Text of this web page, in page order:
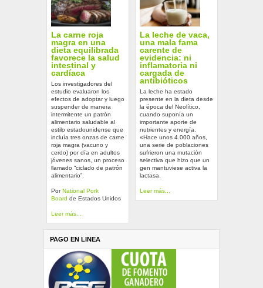
La carne roja
magra en una
dieta equilibrada
favorece la salud
intestinal y
cardíaca
Los investigadores del
estudio evaluaron los
efectos de adoptar y luego
suspender de manera
intermitente un patrón
alimentario saludable al
estilo estadounidense que
incluía tres onzas de carne
roja magra (vacuno y
cerdo) por día en adultos
jóvenes sanos, un proceso
llamado “ciclado de patrón
alimentario”.
Por National Pork
Board de Estados Unidos
Leer más...
La leche de vaca,
una mala fama
carente de
evidencia: ni
inflamatoria ni
cargada de
antibióticos
La leche ha estado
presente en la dieta desde
la época del Neolítico,
cuando suponía un
importante aporte de
nutrientes y energía.
«Hace unos 4.000 años,
una serie de poblaciones
sufrieron una mutación
selectiva que hizo que un
gen mantuviese activa la
lactasa.
Leer más...
PAGO EN LINEA